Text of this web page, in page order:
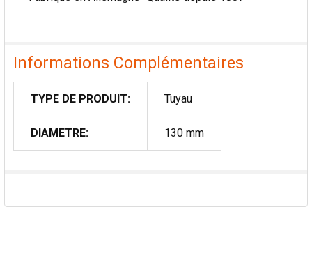
Informations Complémentaires
TYPE DE PRODUIT: Tuyau
DIAMETRE: 130 mm